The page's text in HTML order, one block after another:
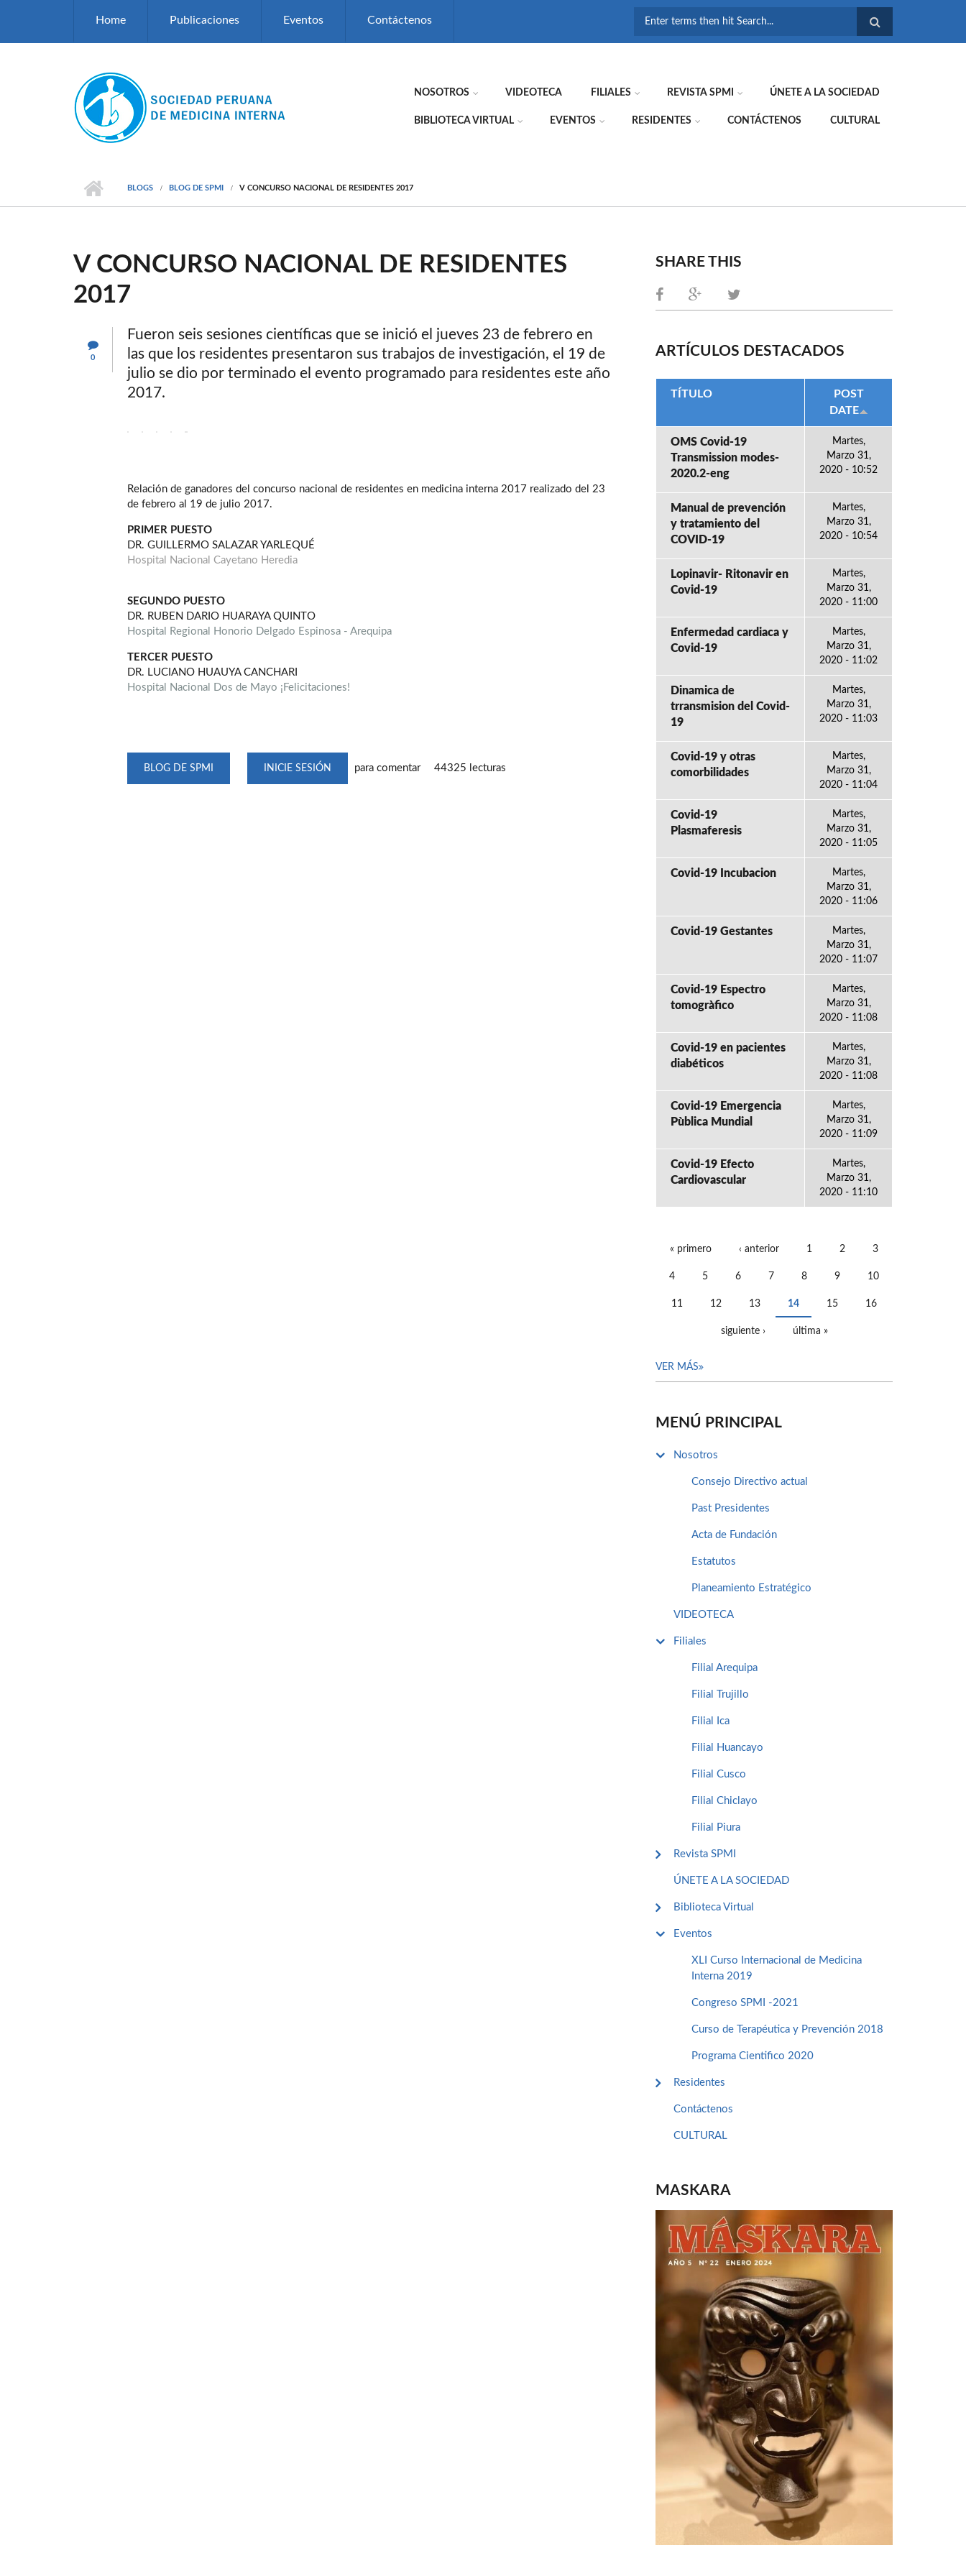
Home Publicaciones Eventos Contáctenos
NOSOTROS VIDEOTECA FILIALES REVISTA SPMI ÚNETE A LA SOCIEDAD
BIBLIOTECA VIRTUAL EVENTOS RESIDENTES CONTÁCTENOS CULTURAL
BLOGS BLOG DE SPMI V CONCURSO NACIONAL DE RESIDENTES 2017
V CONCURSO NACIONAL DE RESIDENTES
2017
0
Fueron seis sesiones científicas que se inició el jueves 23 de febrero en
las que los residentes presentaron sus trabajos de investigación, el 19 de
julio se dio por terminado el evento programado para residentes este año
2017.
Relación de ganadores del concurso nacional de residentes en medicina interna 2017 realizado del 23
de febrero al 19 de julio 2017.
PRIMER PUESTO
DR. GUILLERMO SALAZAR YARLEQUÉ
Hospital Nacional Cayetano Heredia
SEGUNDO PUESTO
DR. RUBEN DARIO HUARAYA QUINTO
Hospital Regional Honorio Delgado Espinosa - Arequipa
TERCER PUESTO
DR. LUCIANO HUAUYA CANCHARI
Hospital Nacional Dos de Mayo ¡Felicitaciones!
BLOG DE SPMI INICIE SESIÓN para comentar 44325 lecturas
SHARE THIS
ARTÍCULOS DESTACADOS
TÍTULO
POST
DATE
OMS Covid-19
Transmission modes-
2020.2-eng
Martes,
Marzo 31,
2020 - 10:52
Manual de prevención
y tratamiento del
COVID-19
Martes,
Marzo 31,
2020 - 10:54
Lopinavir- Ritonavir en
Covid-19
Martes,
Marzo 31,
2020 - 11:00
Enfermedad cardiaca y
Covid-19
Martes,
Marzo 31,
2020 - 11:02
Dinamica de
trransmision del Covid-
19
Martes,
Marzo 31,
2020 - 11:03
Covid-19 y otras
comorbilidades
Martes,
Marzo 31,
2020 - 11:04
Covid-19
Plasmaferesis
Martes,
Marzo 31,
2020 - 11:05
Covid-19 Incubacion
Martes,
Marzo 31,
2020 - 11:06
Covid-19 Gestantes
Martes,
Marzo 31,
2020 - 11:07
Covid-19 Espectro
tomogràfico
Martes,
Marzo 31,
2020 - 11:08
Covid-19 en pacientes
diabéticos
Martes,
Marzo 31,
2020 - 11:08
Covid-19 Emergencia
Pùblica Mundial
Martes,
Marzo 31,
2020 - 11:09
Covid-19 Efecto
Cardiovascular
Martes,
Marzo 31,
2020 - 11:10
« primero ‹ anterior 1 2 3
4 5 6 7 8 9 10
11 12 13 14 15 16
siguiente › última »
VER MÁS
MENÚ PRINCIPAL
Nosotros
Consejo Directivo actual
Past Presidentes
Acta de Fundación
Estatutos
Planeamiento Estratégico
VIDEOTECA
Filiales
Filial Arequipa
Filial Trujillo
Filial Ica
Filial Huancayo
Filial Cusco
Filial Chiclayo
Filial Piura
Revista SPMI
ÚNETE A LA SOCIEDAD
Biblioteca Virtual
Eventos
XLI Curso Internacional de Medicina
Interna 2019
Congreso SPMI -2021
Curso de Terapéutica y Prevención 2018
Programa Cientifico 2020
Residentes
Contáctenos
CULTURAL
MASKARA